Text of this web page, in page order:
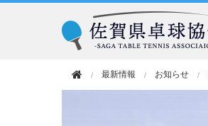
最新情報 お知らせ